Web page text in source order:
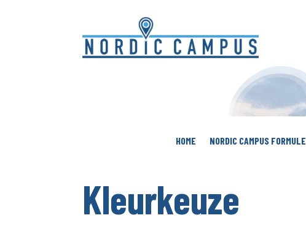
HOME NORDIC CAMPUS FORMULE
Kleurkeuze